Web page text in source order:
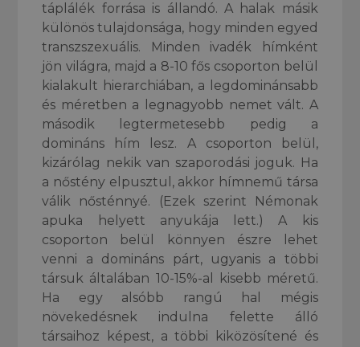
táplálék forrása is állandó. A halak másik
különös tulajdonsága, hogy minden egyed
transzszexuális. Minden ivadék hímként
jön világra, majd a 8-10 fős csoporton belül
kialakult hierarchiában, a legdominánsabb
és méretben a legnagyobb nemet vált. A
második legtermetesebb pedig a
domináns hím lesz. A csoporton belül,
kizárólag nekik van szaporodási joguk. Ha
a nőstény elpusztul, akkor hímnemű társa
válik nősténnyé. (Ezek szerint Némonak
apuka helyett anyukája lett.) A kis
csoporton belül könnyen észre lehet
venni a domináns párt, ugyanis a többi
társuk általában 10-15%-al kisebb méretű.
Ha egy alsóbb rangú hal mégis
növekedésnek indulna felette álló
társaihoz képest, a többi kiközösítené és